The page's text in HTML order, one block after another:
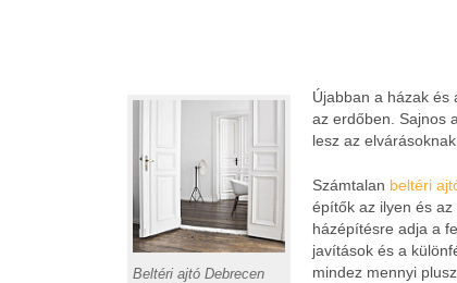
Beltéri ajtó Debrecen
Újabban a házak és
az erdőben. Sajnos
lesz az
Számtalan beltéri
építők az ilyen és
házépítésre adja a
javítások és a
mindez mennyi